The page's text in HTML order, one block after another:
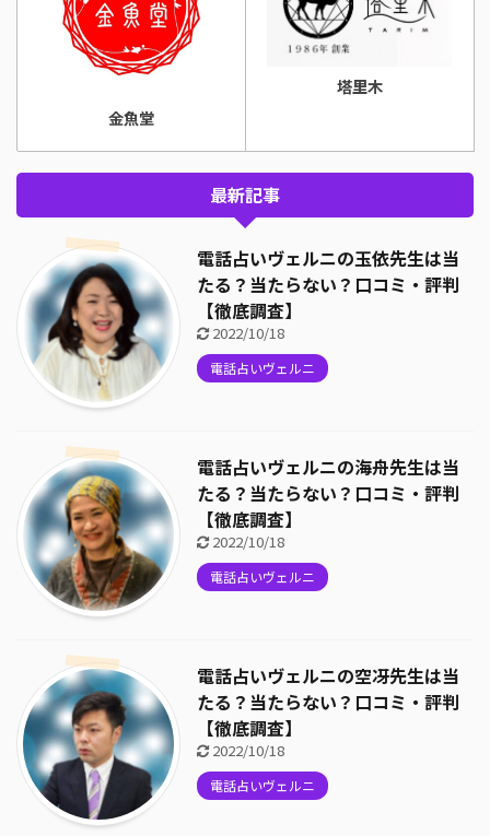
金魚堂
塔里木
最新記事
電話占いヴェルニの玉依先生は当
たる？当たらない？口コミ・評判
【徹底調査】
2022/10/18
電話占いヴェルニ
電話占いヴェルニの海舟先生は当
たる？当たらない？口コミ・評判
【徹底調査】
2022/10/18
電話占いヴェルニ
電話占いヴェルニの空冴先生は当
たる？当たらない？口コミ・評判
【徹底調査】
2022/10/18
電話占いヴェルニ